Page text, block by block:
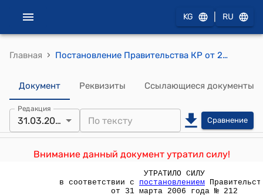
KG RU
Главная › Постановление Правительства КР от 28 июня 2005 года № 266 "О проектах Закона Кыргызской Республики "О введении в действие Кодекса о налогах и сборах Кыргызской Республики (Налоговый кодекс)" и Кодекса о налогах и сборах Кыргызской Республики (Налоговый кодекс)"
Документ Реквизиты Ссылающиеся документы
Редакция
31.03.2006 Сравнение
Внимание данный документ утратил силу!